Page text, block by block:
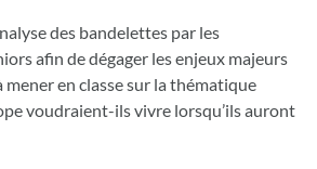
des bandelettes par les
afin de dégager les enjeux majeurs
mener en classe sur la thématique
voudraient-ils vivre lorsqu’ils auront